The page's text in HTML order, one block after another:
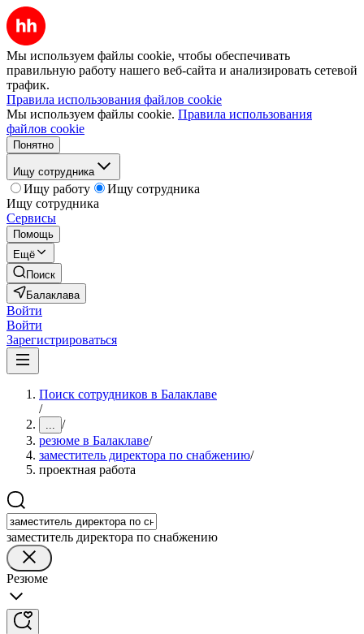
Мы используем файлы cookie, чтобы обеспечивать
правильную работу нашего веб-сайта и анализировать сетевой
трафик.
Правила использования файлов cookie
Мы используем файлы cookie. Правила использования
файлов cookie
Понятно
Ищу сотрудника
Ищу работу
Ищу сотрудника
Ищу сотрудника
Сервисы
Помощь
Ещё
Поиск
Балаклава
Войти
Войти
Зарегистрироваться
Поиск сотрудников в Балаклаве
/
... /
резюме в Балаклаве/
заместитель директора по снабжению/
проектная работа
заместитель директора по снабжению
Резюме